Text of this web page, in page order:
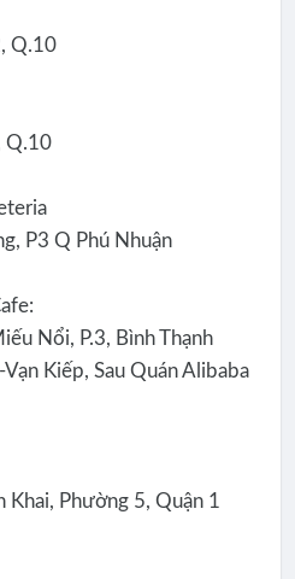
Q.10
Q.10
P3 Q Phú Nhuận
Nổi, P.3, Bình Thạnh
Kiếp, Sau Quán Alibaba
Khai, Phường 5, Quận 1